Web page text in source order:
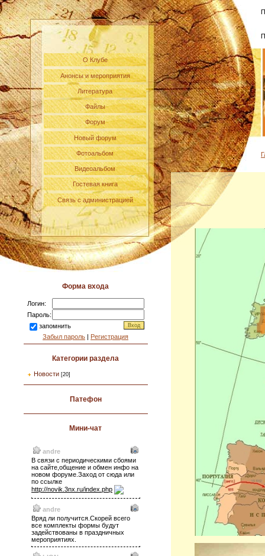
О Клубе
Анонсы и мероприятия
Литература
Файлы
Форум
Новый форум
Фотоальбом
Видеоальбом
Гостевая книга
Связь с администрацией
Форма входа
Логин:
Пароль:
запомнить
Забыл пароль | Регистрация
Категории раздела
Новости [20]
Патефон
Мини-чат